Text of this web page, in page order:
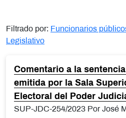
Filtrado por: Funcionarios
Legislativo
Comentario a la
emitida por la Sala
Electoral del Poder
SUP-JDC-254/2023 Por José